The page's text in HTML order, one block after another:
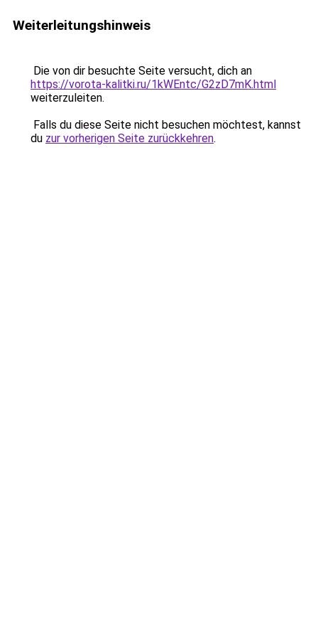
Weiterleitungshinweis
Die von dir besuchte Seite versucht, dich an
https://vorota-kalitki.ru/1kWEntc/G2zD7mK.html
weiterzuleiten.
Falls du diese Seite nicht besuchen möchtest, kannst
du zur vorherigen Seite zurückkehren.